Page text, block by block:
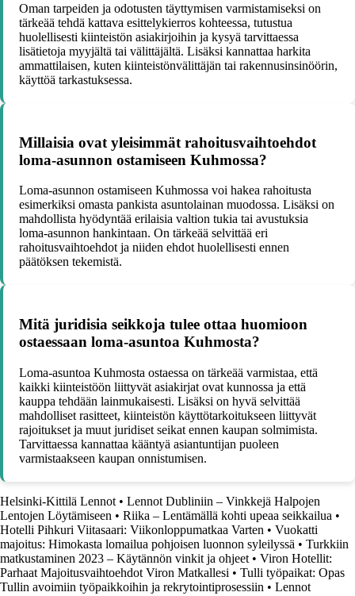
Oman tarpeiden ja odotusten täyttymisen varmistamiseksi on
tärkeää tehdä kattava esittelykierros kohteessa, tutustua
huolellisesti kiinteistön asiakirjoihin ja kysyä tarvittaessa
lisätietoja myyjältä tai välittäjältä. Lisäksi kannattaa harkita
ammattilaisen, kuten kiinteistönvälittäjän tai rakennusinsinöörin,
käyttöä tarkastuksessa.
Millaisia ovat yleisimmät rahoitusvaihtoehdot
loma-asunnon ostamiseen Kuhmossa?
Loma-asunnon ostamiseen Kuhmossa voi hakea rahoitusta
esimerkiksi omasta pankista asuntolainan muodossa. Lisäksi on
mahdollista hyödyntää erilaisia valtion tukia tai avustuksia
loma-asunnon hankintaan. On tärkeää selvittää eri
rahoitusvaihtoehdot ja niiden ehdot huolellisesti ennen
päätöksen tekemistä.
Mitä juridisia seikkoja tulee ottaa huomioon
ostaessaan loma-asuntoa Kuhmosta?
Loma-asuntoa Kuhmosta ostaessa on tärkeää varmistaa, että
kaikki kiinteistöön liittyvät asiakirjat ovat kunnossa ja että
kauppa tehdään lainmukaisesti. Lisäksi on hyvä selvittää
mahdolliset rasitteet, kiinteistön käyttötarkoitukseen liittyvät
rajoitukset ja muut juridiset seikat ennen kaupan solmimista.
Tarvittaessa kannattaa kääntyä asiantuntijan puoleen
varmistaakseen kaupan onnistumisen.
Helsinki-Kittilä Lennot • Lennot Dubliniin – Vinkkejä Halpojen
Lentojen Löytämiseen • Riika – Lentämällä kohti upeaa seikkailua •
Hotelli Pihkuri Viitasaari: Viikonloppumatkaa Varten • Vuokatti
majoitus: Himokasta lomailua pohjoisen luonnon syleilyssä • Turkkiin
matkustaminen 2023 – Käytännön vinkit ja ohjeet • Viron Hotellit:
Parhaat Majoitusvaihtoehdot Viron Matkallesi • Tulli työpaikat: Opas
Tullin avoimiin työpaikkoihin ja rekrytointiprosessiin • Lennot